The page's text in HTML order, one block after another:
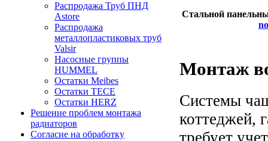
Распродажа Труб ПНД
Astore
Распродажа
металлопластиковых труб
Valsir
Насосные группы
HUMMEL
Остатки Meibes
Остатки ТЕСЕ
Остатки HERZ
Решение проблем монтажа
радиаторов
Согласие на обработку
Стальной
Монтаж
Системы
коттеджей,